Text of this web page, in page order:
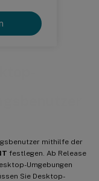
mithilfe der
festlegen. Ab Release
Umgebungen
Sie Desktop-